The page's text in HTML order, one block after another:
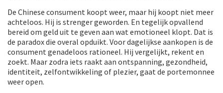
De Chinese consument koopt weer, maar hij koopt niet meer
achteloos. Hij is strenger geworden. En tegelijk opvallend
bereid om geld uit te geven aan wat emotioneel klopt. Dat is
de paradox die overal opduikt. Voor dagelijkse aankopen is de
consument genadeloos rationeel. Hij vergelijkt, rekent en
zoekt. Maar zodra iets raakt aan ontspanning, gezondheid,
identiteit, zelfontwikkeling of plezier, gaat de portemonnee
weer open.